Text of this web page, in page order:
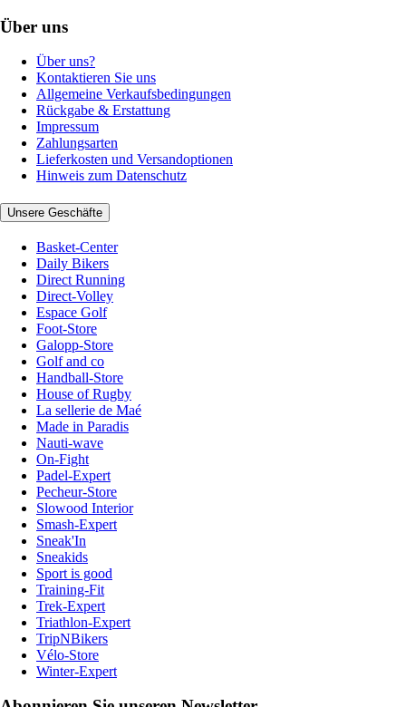
Über uns
Über uns?
Kontaktieren Sie uns
Allgemeine Verkaufsbedingungen
Rückgabe & Erstattung
Impressum
Zahlungsarten
Lieferkosten und Versandoptionen
Hinweis zum Datenschutz
Unsere Geschäfte
Basket-Center
Daily Bikers
Direct Running
Direct-Volley
Espace Golf
Foot-Store
Galopp-Store
Golf and co
Handball-Store
House of Rugby
La sellerie de Maé
Made in Paradis
Nauti-wave
On-Fight
Padel-Expert
Pecheur-Store
Slowood Interior
Smash-Expert
Sneak'In
Sneakids
Sport is good
Training-Fit
Trek-Expert
Triathlon-Expert
TripNBikers
Vélo-Store
Winter-Expert